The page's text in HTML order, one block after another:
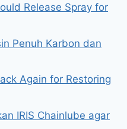
Release Spray for
Penuh Karbon dan
Again for Restoring
IRIS Chainlube agar